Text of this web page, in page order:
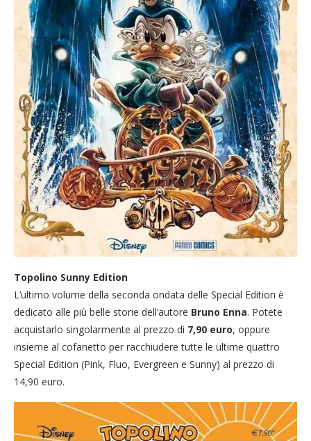
Topolino Sunny Edition
L’ultimo volume della seconda ondata delle Special Edition è
dedicato alle più belle storie dell’autore Bruno Enna. Potete
acquistarlo singolarmente al prezzo di 7,90 euro, oppure
insieme al cofanetto per racchiudere tutte le ultime quattro
Special Edition (Pink, Fluo, Evergreen e Sunny) al prezzo di
14,90 euro.